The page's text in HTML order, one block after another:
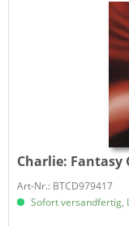
Charlie: Fantasy
Art-Nr.: BTCD979417
Sofort versandfertig,